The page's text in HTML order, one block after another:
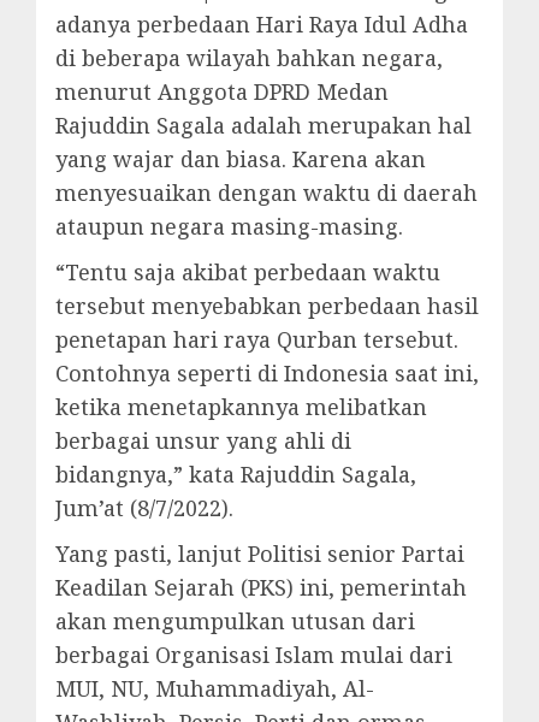
adanya perbedaan Hari Raya Idul Adha
di beberapa wilayah bahkan negara,
menurut Anggota DPRD Medan
Rajuddin Sagala adalah merupakan hal
yang wajar dan biasa. Karena akan
menyesuaikan dengan waktu di daerah
ataupun negara masing-masing.
“Tentu saja akibat perbedaan waktu
tersebut menyebabkan perbedaan hasil
penetapan hari raya Qurban tersebut.
Contohnya seperti di Indonesia saat ini,
ketika menetapkannya melibatkan
berbagai unsur yang ahli di
bidangnya,” kata Rajuddin Sagala,
Jum’at (8/7/2022).
Yang pasti, lanjut Politisi senior Partai
Keadilan Sejarah (PKS) ini, pemerintah
akan mengumpulkan utusan dari
berbagai Organisasi Islam mulai dari
MUI, NU, Muhammadiyah, Al-